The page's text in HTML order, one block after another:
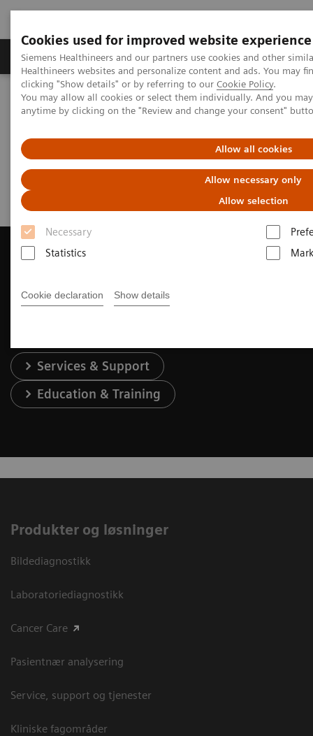
Cookies used for improved website experience
Siemens Healthineers and our partners use cookies and other
Healthineers websites and personalize content and ads. You may
clicking "Show details" or by referring to our Cookie Policy.
You may allow all cookies or select them individually. And you
anytime by clicking on the "Review and change your consent"
Allow all cookies
Allow necessary only
Allow selection
Necessary
Statistics
Cookie declaration Show details
Produkter og løsninger Support og
Hjem
Produkter og løsninger innen bildediagnostikk
Magnetic Resonance Imaging
Request a Quote
Request a Quote
Contact Us
Services & Support
Education & Training
Produkter og løsninger
Bildediagnostikk
Laboratoriediagnostikk
Cancer Care
Pasientnær analysering
Service, support og tjenester
Kliniske fagområder